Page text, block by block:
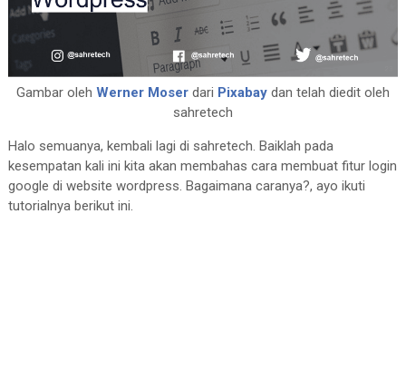
Gambar oleh Werner Moserdari Pixabaydan telah diedit oleh
sahretech
Halo semuanya, kembali lagi di sahretech. Baiklah pada
kesempatan kali ini kita akan membahas cara membuat fitur login
google di website wordpress. Bagaimana caranya?, ayo ikuti
tutorialnya berikut ini.